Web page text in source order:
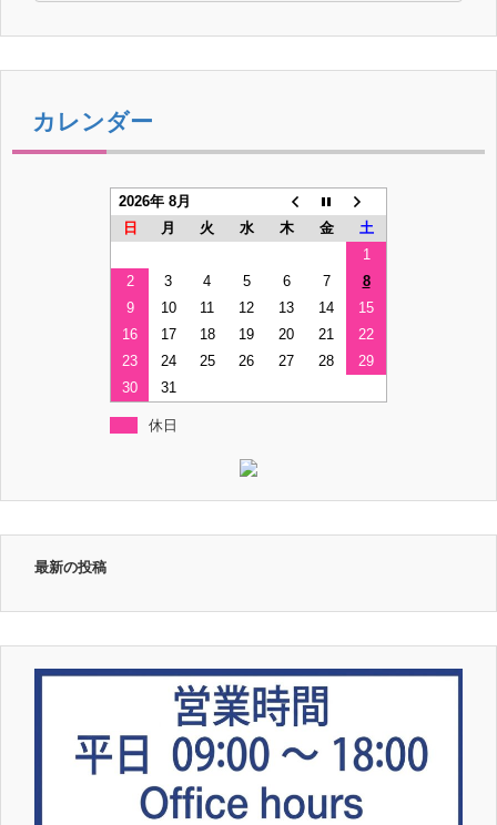
カレンダー
2026年 8月
日
月 火 水 木 金
土
1
2
3 4 5 6 7
8
9
10 11 12 13 14
15
16
17 18 19 20 21
22
23
24 25 26 27 28
29
30
31
休日
最新の投稿